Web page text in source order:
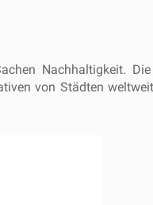
Nachhaltigkeit.
von Städten